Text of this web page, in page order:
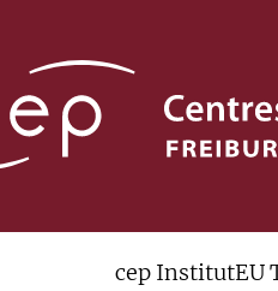
cep InstitutEU
für die
müssen die